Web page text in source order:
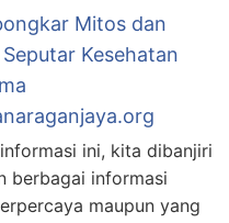
Mitos dan
Kesehatan
ini, kita dibanjiri
berbagai informasi
maupun yang